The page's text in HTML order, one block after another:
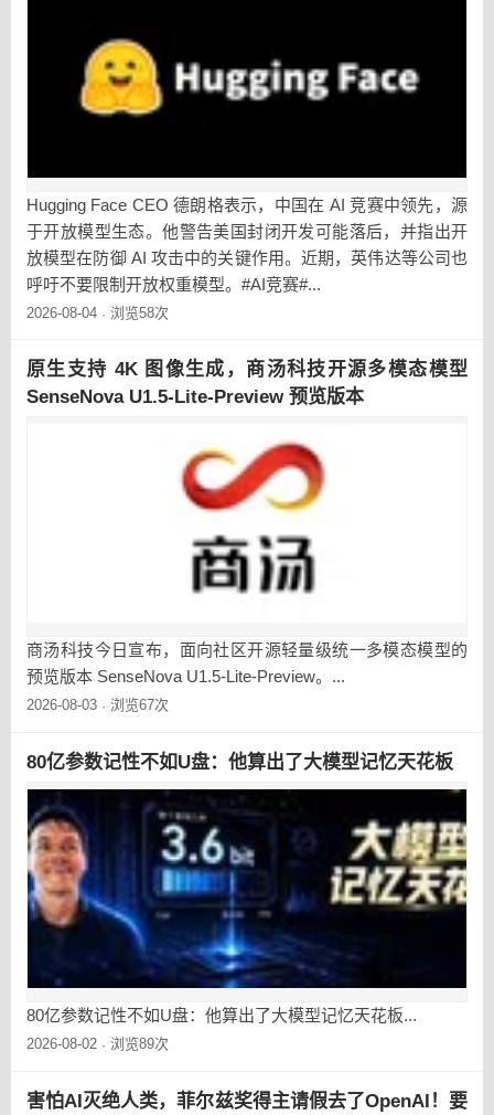
Hugging Face CEO 德朗格表示，中国在 AI 竞赛中领先，源
于开放模型生态。他警告美国封闭开发可能落后，并指出开
放模型在防御 AI 攻击中的关键作用。近期，英伟达等公司也
呼吁不要限制开放权重模型。#AI竞赛#...
2026-08-04 · 浏览58次
原生支持 4K 图像生成，商汤科技开源多模态模型
SenseNova U1.5-Lite-Preview 预览版本
商汤科技今日宣布，面向社区开源轻量级统一多模态模型的
预览版本 SenseNova U1.5-Lite-Preview。...
2026-08-03 · 浏览67次
80亿参数记性不如U盘：他算出了大模型记忆天花板
80亿参数记性不如U盘：他算出了大模型记忆天花板...
2026-08-02 · 浏览89次
害怕AI灭绝人类，菲尔兹奖得主请假去了OpenAI！要